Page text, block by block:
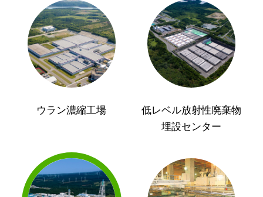
ウラン濃縮工場
低レベル放射性廃棄物
埋設センター